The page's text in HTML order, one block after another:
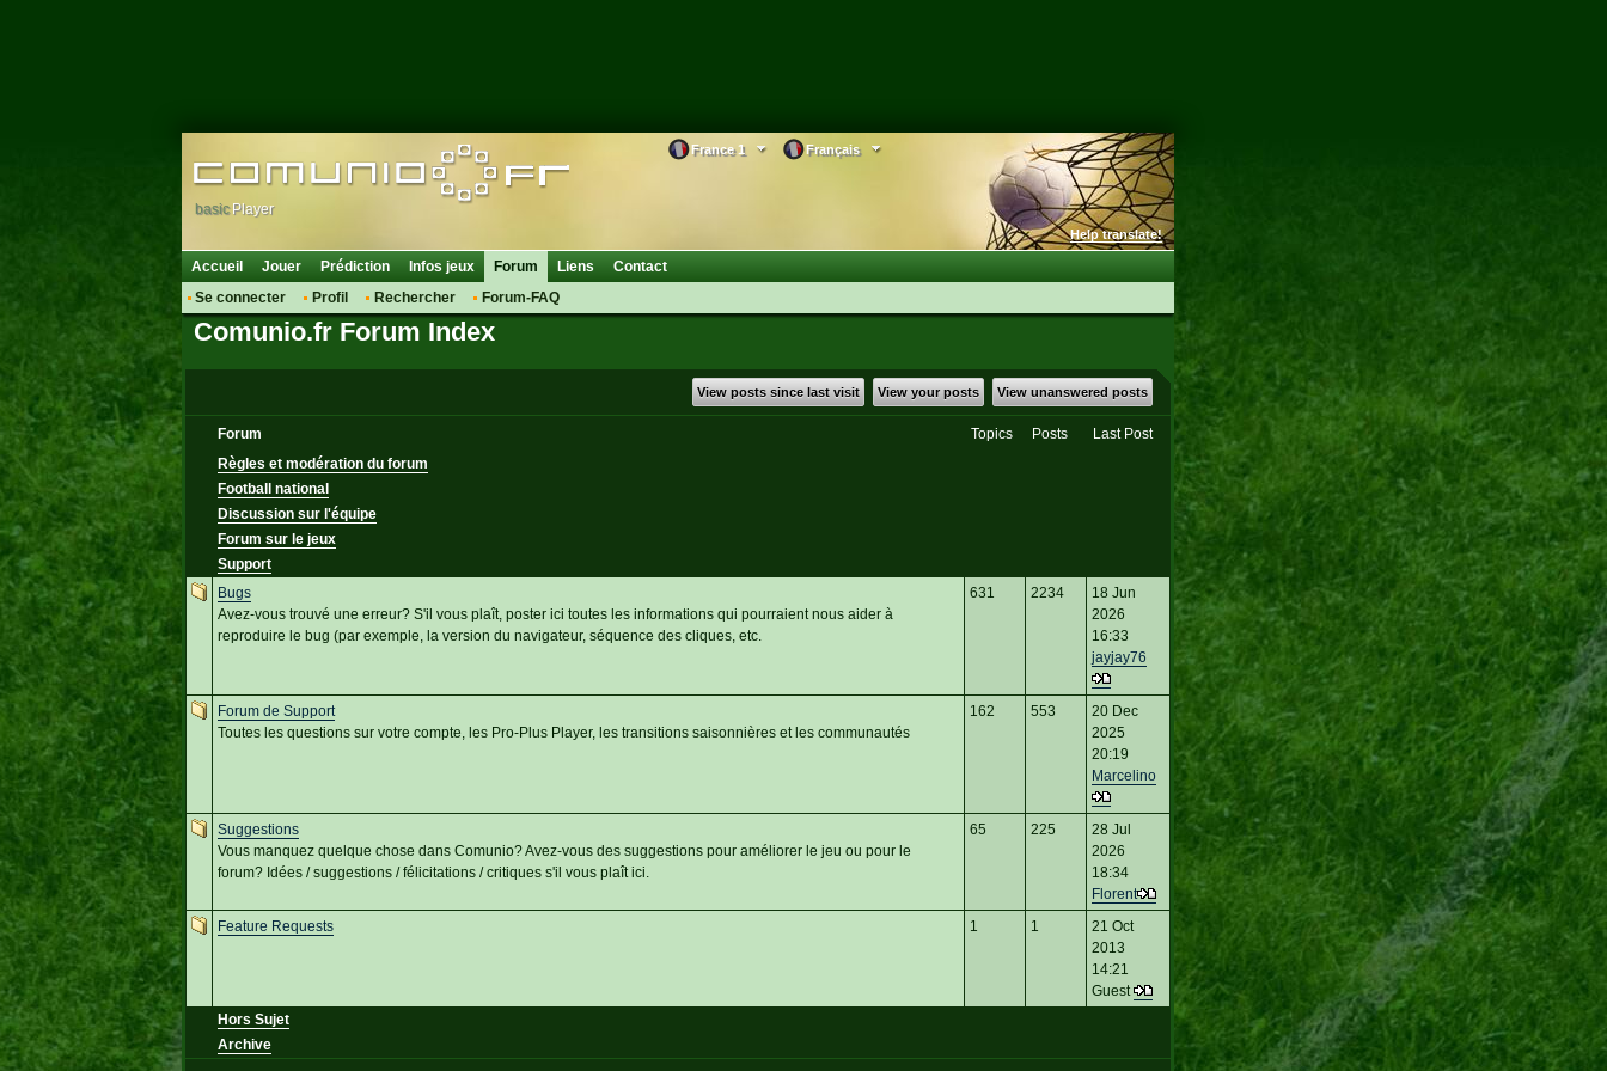
Français
France 1
Help translate!
basic Player
Accueil Jouer Prédiction Infos jeux
Forum
Se connecter
Profil Rechercher Forum-FAQ
Liens Contact
Comunio.fr Forum Index
View posts since last visit View your posts View unanswered posts
Forum Topics Posts
Last Post
Règles et modération du forum
Football national
Discussion sur l'équipe
Forum sur le jeux
Support
Bugs
Avez-vous trouvé une erreur? S'il vous plaît, poster ici toutes les informations qui pourraient nous aider à
reproduire le bug (par exemple, la version du navigateur, séquence des cliques, etc.
631 2234
18 Jun
2026
16:33
jayjay76
Forum de Support
Toutes les questions sur votre compte, les Pro-Plus Player, les transitions saisonnières et les communautés
162 553
20 Dec
2025
20:19
Marcelino
Suggestions
Vous manquez quelque chose dans Comunio? Avez-vous des suggestions pour améliorer le jeu ou pour le
forum? Idées / suggestions / félicitations / critiques s'il vous plaît ici.
65 225
28 Jul
2026
18:34
Florent
Feature Requests
1 1
21 Oct
2013
14:21
Guest
Hors Sujet
Archive